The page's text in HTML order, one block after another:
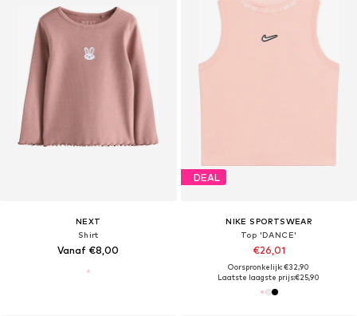
NEXT
Shirt
Vanaf €8,00
DEAL
NIKE SPORTSWEAR
Top 'DANCE'
€26,01
Oorspronkelijk: €32,90
Laatste laagste prijs:€25,90